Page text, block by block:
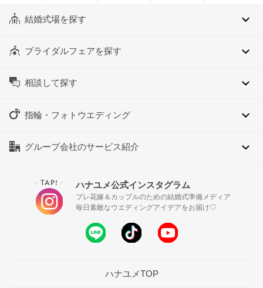
結婚式場を探す
ブライダルフェアを探す
相談して探す
指輪・フォトウエディング
グループ会社のサービス紹介
＼ TAP! ／ ハナユメ公式インスタグラム
プレ花嫁＆カップルのための結婚式準備メディア
毎日素敵なウエディングアイデアをお届け♡
ハナユメTOP